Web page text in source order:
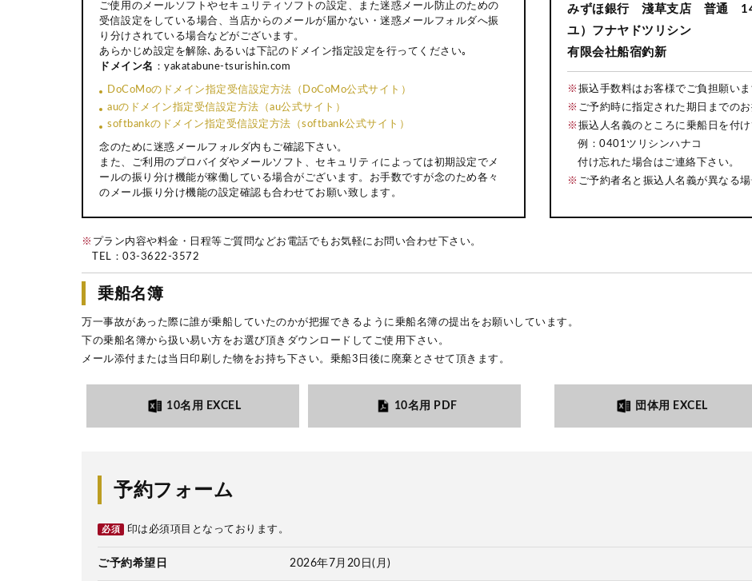
ご使用のメールソフトやセキュリティソフトの設定、また迷惑メール防止のための
受信設定をしている場合、当店からのメールが届かない・迷惑メールフォルダへ振
り分けされている場合などがございます。
あらかじめ設定を解除､あるいは下記のドメイン指定設定を行ってください｡
ドメイン名 ：yakatabune-tsurishin.com
DoCoMoのドメイン指定受信設定方法（DoCoMo公式サイト）
auのドメイン指定受信設定方法（au公式サイト）
softbankのドメイン指定受信設定方法（softbank公式サイト）
念のために迷惑メールフォルダ内もご確認下さい。
また、ご利用のプロバイダやメールソフト、セキュリティによっては初期設定でメ
ールの振り分け機能が稼働している場合がございます。お手数ですが念のため各々
のメール振り分け機能の設定確認も合わせてお願い致します。
みずほ銀行 淺草支店 普通
ユ）フナヤドツリシン
有限会社船宿釣新
※ 振込手数料はお客様でご負担願いま
※ ご予約時に指定された期日までの
※ 振込人名義のところに乗船日を付け
例：0401ツリシンハナコ
付け忘れた場合はご連絡下さい。
※ ご予約者名と振込人名義が異なる場
※ プラン内容や料金・日程等ご質問などお電話でもお気軽にお問い合わせ下さい。
TEL： 03-3622-3572
乗船名簿
万一事故があった際に誰が乗船していたのかが把握できるように乗船名簿の提出をお願いしています。
下の乗船名簿から扱い易い方をお選び頂きダウンロードしてご使用下さい。
メール添付または当日印刷した物をお持ち下さい。乗船3日後に廃棄とさせて頂きます。
10名用 EXCEL 10名用 PDF 団体用 EXCEL
予約フォーム
必須 印は必須項目となっております。
ご予約希望日 2026年7月20日(月)